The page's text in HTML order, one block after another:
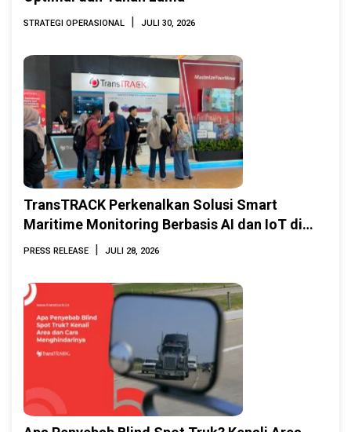
STRATEGI OPERASIONAL | JULI 30, 2026
TransTRACK Perkenalkan Solusi Smart
Maritime Monitoring Berbasis AI dan IoT di
INAMARINE 2026
PRESS RELEASE | JULI 28, 2026